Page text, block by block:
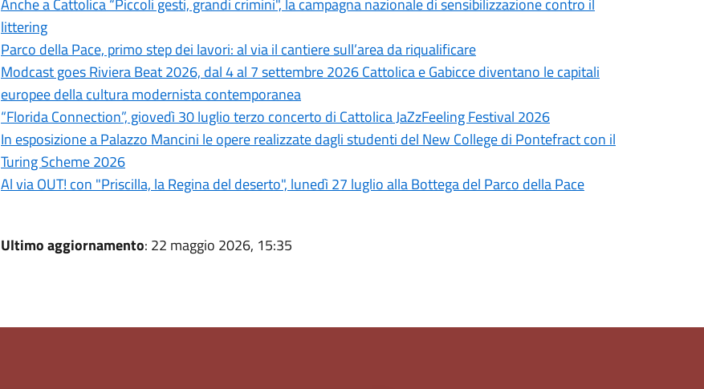
Anche a Cattolica “Piccoli gesti, grandi crimini", la campagna nazionale di sensibilizzazione contro il
littering
Parco della Pace, primo step dei lavori: al via il cantiere sull’area da riqualificare
Modcast goes Riviera Beat 2026, dal 4 al 7 settembre 2026 Cattolica e Gabicce diventano le capitali
europee della cultura modernista contemporanea
“Florida Connection”, giovedì 30 luglio terzo concerto di Cattolica JaZzFeeling Festival 2026
In esposizione a Palazzo Mancini le opere realizzate dagli studenti del New College di Pontefract con il
Turing Scheme 2026
Al via OUT! con "Priscilla, la Regina del deserto", lunedì 27 luglio alla Bottega del Parco della Pace
Ultimo aggiornamento: 22 maggio 2026, 15:35